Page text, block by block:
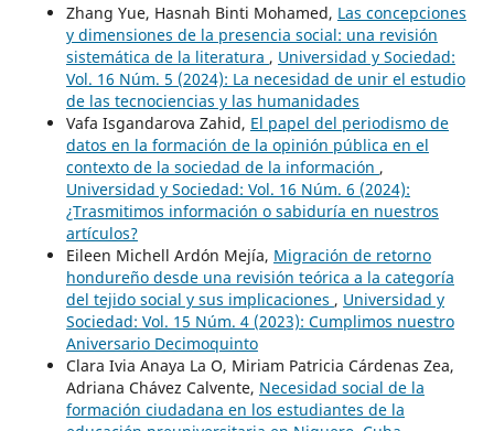
Zhang Yue, Hasnah Binti Mohamed, Las concepciones
y dimensiones de la presencia social: una revisión
sistemática de la literatura , Universidad y Sociedad:
Vol. 16 Núm. 5 (2024): La necesidad de unir el estudio
de las tecnociencias y las humanidades
Vafa Isgandarova Zahid, El papel del periodismo de
datos en la formación de la opinión pública en el
contexto de la sociedad de la información ,
Universidad y Sociedad: Vol. 16 Núm. 6 (2024):
¿Trasmitimos información o sabiduría en nuestros
artículos?
Eileen Michell Ardón Mejía, Migración de retorno
hondureño desde una revisión teórica a la categoría
del tejido social y sus implicaciones , Universidad y
Sociedad: Vol. 15 Núm. 4 (2023): Cumplimos nuestro
Aniversario Decimoquinto
Clara Ivia Anaya La O, Miriam Patricia Cárdenas Zea,
Adriana Chávez Calvente, Necesidad social de la
formación ciudadana en los estudiantes de la